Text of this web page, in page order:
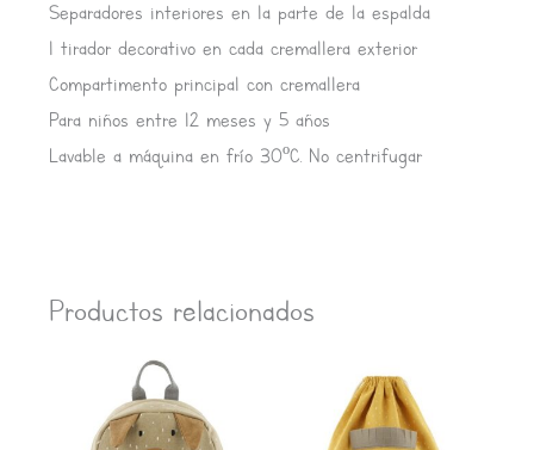
Separadores interiores en la parte de la espalda
1 tirador decorativo en cada cremallera exterior
Compartimento principal con cremallera
Para niños entre 12 meses y 5 años
Lavable a máquina en frío 30ºC. No centrifugar
Productos relacionados